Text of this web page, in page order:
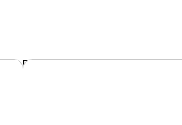
Подробнее